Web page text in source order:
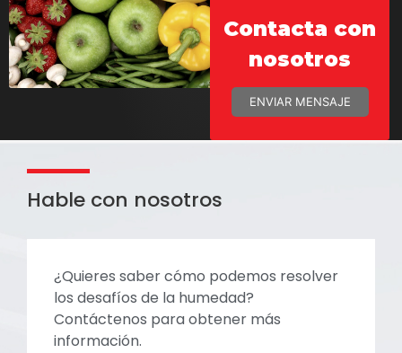
Contacta con
nosotros
ENVIAR MENSAJE
¿Quieres saber cómo podemos resolver
los desafíos de la humedad?
Contáctenos para obtener más
información.
Hable con nosotros